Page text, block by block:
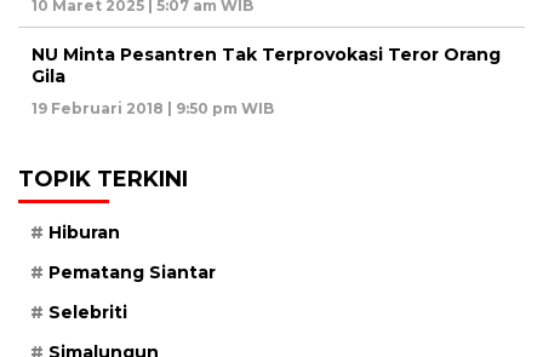
10 Maret 2025 | 5:07 am WIB
NU Minta Pesantren Tak Terprovokasi Teror Orang
Gila
19 Februari 2018 | 9:50 pm WIB
TOPIK TERKINI
Hiburan
Pematang Siantar
Selebriti
Simalungun